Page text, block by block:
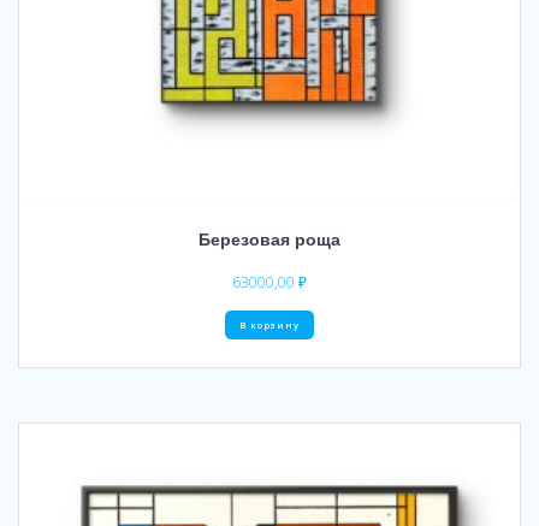
Березовая роща
63000,00 ₽
В корзину